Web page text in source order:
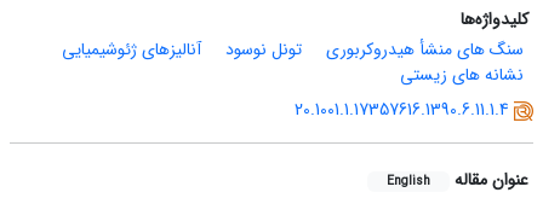
کلیدواژه‌ها
سنگ های منشأ هیدروکربوری
تونل نوسود
آنالیزهای ژئوشیمیایی
نشانه های زیستی
20.1001.1.17357616.1390.6.11.1.4
عنوان مقاله English